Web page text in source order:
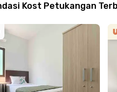
Kost Petukangan